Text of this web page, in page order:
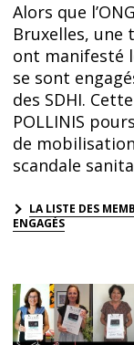
Alors que
Bruxelles, une
ont manifesté
se sont
des SDHI. Cette
POLLINIS
de
scandale
LA LISTE DES
ENGAGÉS